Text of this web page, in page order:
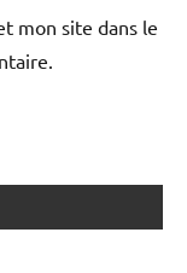
mon site dans le